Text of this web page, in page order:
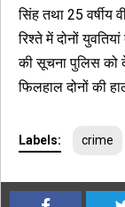
सिंह तथा 25 वर्षीय
रिश्ते में दोनों
की सूचना पुलिस को
फिलहाल दोनों की
Labels: crime